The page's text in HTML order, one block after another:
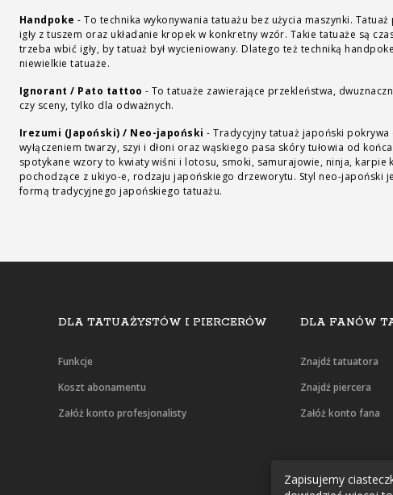
DLA TATUAŻYSTÓW I PIERCERÓW
Funkcje
Koszt abonamentu
Załóż konto profesjonalisty
DLA FANÓW
Znajdź tatuatora
Znajdź piercera
Załóż konto fana
Handpoke - To technika wykonywania tatuażu bez użycia maszynki.
igły z tuszem oraz układanie kropek w konkretny wzór. Takie tatuaże są
trzeba wbić igły, by tatuaż był wycieniowany. Dlatego też techniką
niewielkie tatuaże.
Ignorant / Pato tattoo - To tatuaże zawierające przekleństwa,
czy sceny, tylko dla odważnych.
Irezumi (Japoński) / Neo-japoński - Tradycyjny tatuaż japoński pokrywa
wyłączeniem twarzy, szyi i dłoni oraz wąskiego pasa skóry tułowia od
spotykane wzory to kwiaty wiśni i lotosu, smoki, samurajowie, ninja, karpie
pochodzące z ukiyo-e, rodzaju japońskiego drzeworytu. Styl neo-japoński
formą tradycyjnego japońskiego tatuażu.
Zapisujemy